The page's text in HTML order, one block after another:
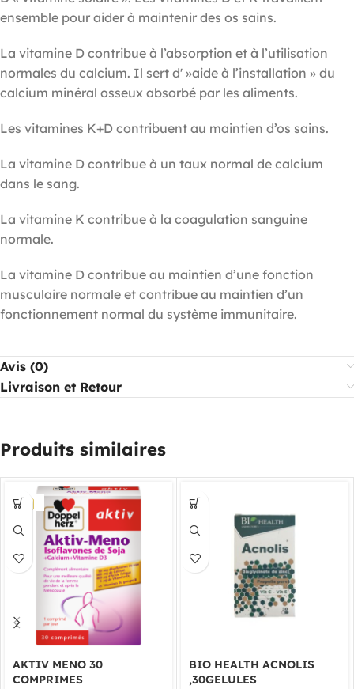
ensemble pour aider à maintenir des os sains.
La vitamine D contribue à l’absorption et à l’utilisation
normales du calcium. Il sert d' »aide à l’installation » du
calcium minéral osseux absorbé par les aliments.
Les vitamines K+D contribuent au maintien d’os sains.
La vitamine D contribue à un taux normal de calcium
dans le sang.
La vitamine K contribue à la coagulation sanguine
normale.
La vitamine D contribue au maintien d’une fonction
musculaire normale et contribue au maintien d’un
fonctionnement normal du système immunitaire.
Avis (0)
Livraison et Retour
Produits similaires
AKTIV MENO 30
COMPRIMES
BIO HEALTH ACNOLIS
,30GELULES